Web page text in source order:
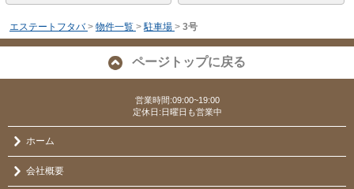
エステートフタバ > 物件一覧 > 駐車場 > 3号
ページトップに戻る
営業時間:09:00~19:00
定休日:日曜日も営業中
ホーム
会社概要